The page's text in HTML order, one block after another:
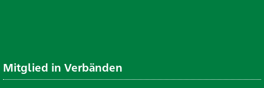
Mitglied in Verbänden